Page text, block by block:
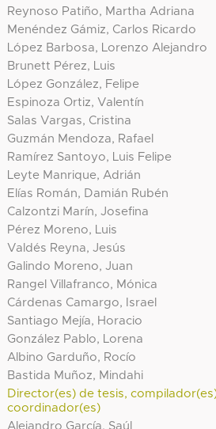
Reynoso Patiño, Martha Adriana
Menéndez Gámiz, Carlos Ricardo
López Barbosa, Lorenzo Alejandro
Brunett Pérez, Luis
López González, Felipe
Espinoza Ortiz, Valentín
Salas Vargas, Cristina
Guzmán Mendoza, Rafael
Ramírez Santoyo, Luis Felipe
Leyte Manrique, Adrián
Elías Román, Damián Rubén
Calzontzi Marín, Josefina
Pérez Moreno, Luis
Valdés Reyna, Jesús
Galindo Moreno, Juan
Rangel Villafranco, Mónica
Cárdenas Camargo, Israel
Santiago Mejía, Horacio
González Pablo, Lorena
Albino Garduño, Rocío
Bastida Muñoz, Mindahi
Director(es) de tesis,
coordinador(es)
Alejandro García, Saúl